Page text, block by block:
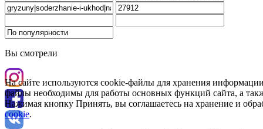
Вы смотрели
На сайте используются cookie-файлы для хранения
файлы необходимы для работы основных функций сайта, а
Нажимая кнопку Принять, вы соглашаетесь на хранение и
cookie.